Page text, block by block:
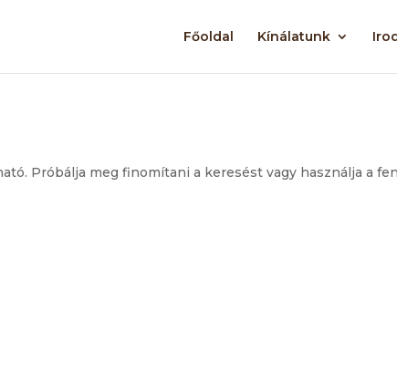
Főoldal Kínálatunk
Próbálja meg finomítani a keresést vagy használja a